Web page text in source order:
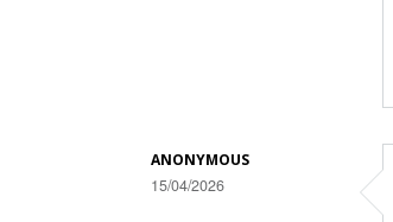
Powiem
wam
ANONYMOUS
15/04/2026